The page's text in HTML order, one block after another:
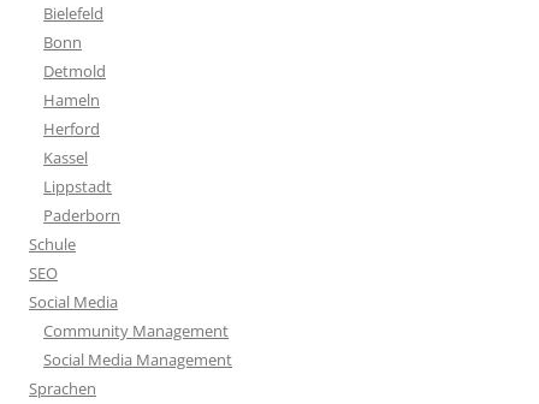
Bielefeld
Bonn
Detmold
Hameln
Herford
Kassel
Lippstadt
Paderborn
Schule
SEO
Social Media
Community Management
Social Media Management
Sprachen